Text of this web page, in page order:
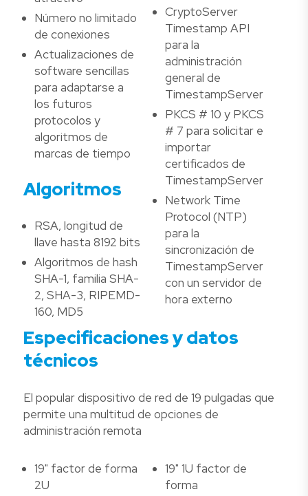
Número no limitado
de conexiones
Actualizaciones de
software sencillas
para adaptarse a
los futuros
protocolos y
algoritmos de
marcas de tiempo
Algoritmos
RSA, longitud de
llave hasta 8192 bits
Algoritmos de hash
SHA-1, familia SHA-
2, SHA-3, RIPEMD-
160, MD5
CryptoServer
Timestamp API
para la
administración
general de
TimestampServer
PKCS # 10 y PKCS
# 7 para solicitar e
importar
certificados de
TimestampServer
Network Time
Protocol (NTP)
para la
sincronización de
TimestampServer
con un servidor de
hora externo
Especificaciones y datos
técnicos
El popular dispositivo de red de 19 pulgadas que
permite una multitud de opciones de
administración remota
19" factor de forma
2U
19" 1U factor de
forma